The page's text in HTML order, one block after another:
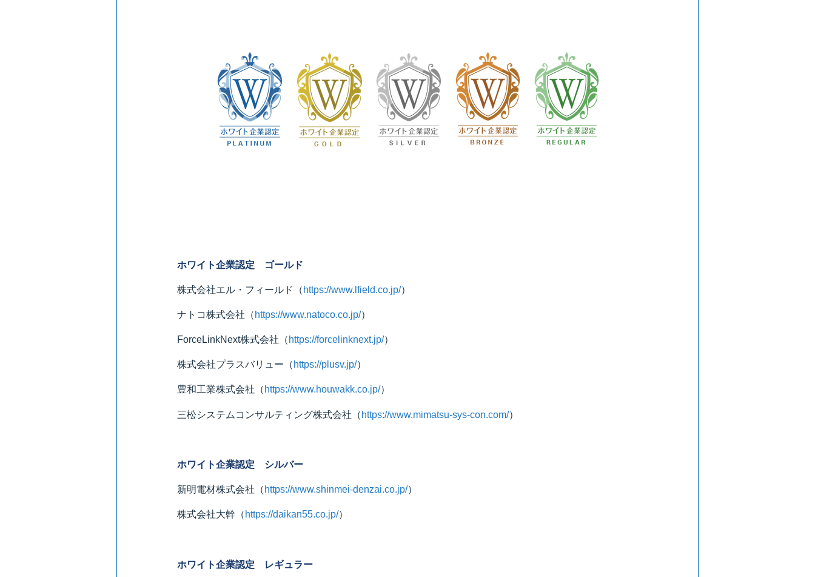
ホワイト企業認定 ゴールド
株式会社エル・フィールド （ https://www.lfield.co.jp/）
ナトコ株式会社 （ https://www.natoco.co.jp/）
ForceLinkNext株式会社 （ https://forcelinknext.jp/）
株式会社プラスバリュー （ https://plusv.jp/）
豊和工業株式会社 （ https://www.houwakk.co.jp/）
三松システムコンサルティング株式会社 （ https://www.mimatsu-sys-con.com/）
ホワイト企業認定 シルバー
新明電材株式会社 （ https://www.shinmei-denzai.co.jp/）
株式会社大幹 （ https://daikan55.co.jp/）
ホワイト企業認定 レギュラー